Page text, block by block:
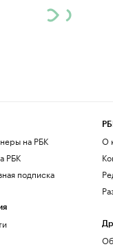
на РБК
РБК
подписка
О